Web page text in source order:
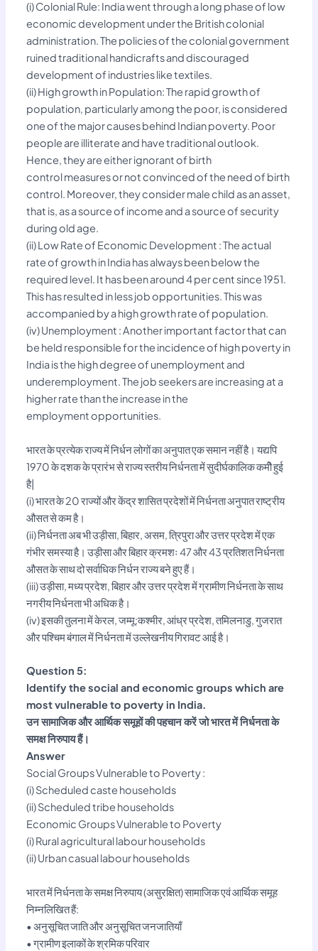
(i) Colonial Rule: India went through a long phase of low
economic development under the British colonial
administration. The policies of the colonial government
ruined traditional handicrafts and discouraged
development of industries like textiles.
(ii) High growth in Population: The rapid growth of
population, particularly among the poor, is considered
one of the major causes behind Indian poverty. Poor
people are illiterate and have traditional outlook.
Hence, they are either ignorant of birth
control measures or not convinced of the need of birth
control. Moreover, they consider male child as an asset,
that is, as a source of income and a source of security
during old age.
(ii) Low Rate of Economic Development : The actual
rate of growth in India has always been below the
required level. It has been around 4 per cent since 1951.
This has resulted in less job opportunities. This was
accompanied by a high growth rate of population.
(iv) Unemployment : Another important factor that can
be held responsible for the incidence of high poverty in
India is the high degree of unemployment and
underemployment. The job seekers are increasing at a
higher rate than the increase in the
employment opportunities.
भारत के प्रत्येक राज्य में निर्धन लोगों का अनुपात एक समान नहीं है। यद्यपि
1970 के दशक के प्रारंभ से राज्य स्तरीय निर्धनता में सुदीर्घकालिक कमीे हुई
है|
(i) भारत के 20 राज्यों और केंद्र शासित प्रदेशों में निर्धनता अनुपात राष्ट्रीय
औसत से कम है।
(ii) निर्धनता अब भी उड़ीसा, बिहार, असम, त्रिपुरा और उत्तर प्रदेश में एक
गंभीर समस्या है। उड़ीसा और बिहार क्रमशः 47 और 43 प्रतिशत निर्धनता
औसत के साथ दो सर्वाधिक निर्धन राज्य बने हुए हैं।
(iii) उड़ीसा, मध्य प्रदेश, बिहार और उत्तर प्रदेश में ग्रामीण निर्धनता के साथ
नगरीय निर्धनता भी अधिक है।
(iv) इसकी तुलना में केरल, जम्मू:कश्मीर, आंध्र प्रदेश, तमिलनाडु, गुजरात
और पश्चिम बंगाल में निर्धनता में उल्लेखनीय गिरावट आई है।
Question 5:
Identify the social and economic groups which are
most vulnerable to poverty in India.
उन सामाजिक और आर्थिक समूहों की पहचान करें जो भारत में निर्धनता के
समक्ष निरुपाय हैं।
Answer
Social Groups Vulnerable to Poverty :
(i) Scheduled caste households
(ii) Scheduled tribe households
Economic Groups Vulnerable to Poverty
(i) Rural agricultural labour households
(ii) Urban casual labour households
भारत में निर्धनता के समक्ष निरुपाय (असुरक्षित) सामाजिक एवं आर्थिक समूह
निम्नलिखित हैं:
• अनुसूचित जाति और अनुसूचित जनजातियाँ
• ग्रामीण इलाकों के श्रमिक परिवार